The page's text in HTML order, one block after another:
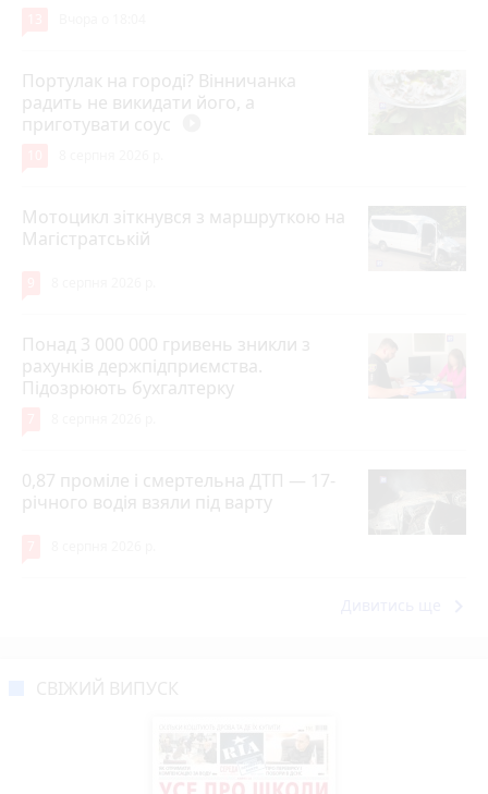
Портулак на городі? Вінничанка
радить не викидати його, а
приготувати соус
Мотоцикл зіткнувся з маршруткою на
Магістратській
Понад 3 000 000 гривень зникли з
рахунків держпідприємства.
Підозрюють бухгалтерку
0,87 проміле і смертельна ДТП — 17-
річного водія взяли під варту